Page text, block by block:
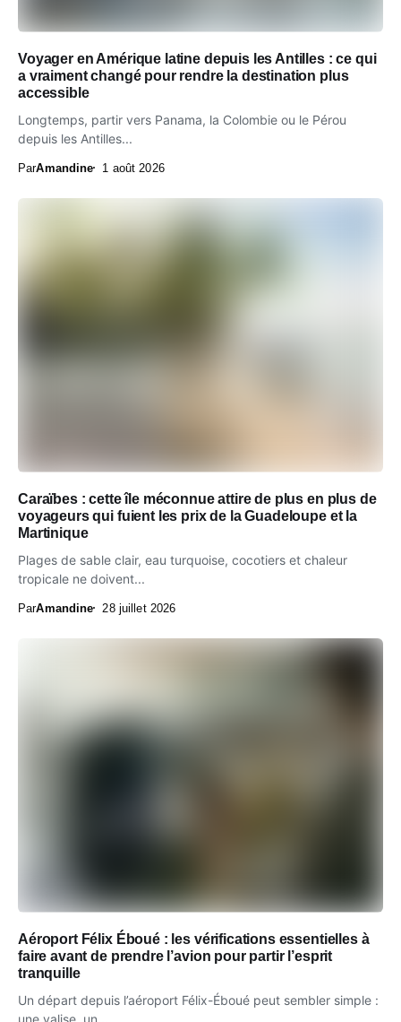
Voyager en Amérique latine depuis les Antilles : ce qui
a vraiment changé pour rendre la destination plus
accessible
Longtemps, partir vers Panama, la Colombie ou le Pérou
depuis les Antilles...
ParAmandine 1 août 2026
Caraïbes : cette île méconnue attire de plus en plus de
voyageurs qui fuient les prix de la Guadeloupe et la
Martinique
Plages de sable clair, eau turquoise, cocotiers et chaleur
tropicale ne doivent...
ParAmandine 28 juillet 2026
Aéroport Félix Éboué : les vérifications essentielles à
faire avant de prendre l’avion pour partir l’esprit
tranquille
Un départ depuis l’aéroport Félix-Éboué peut sembler simple :
une valise, un...